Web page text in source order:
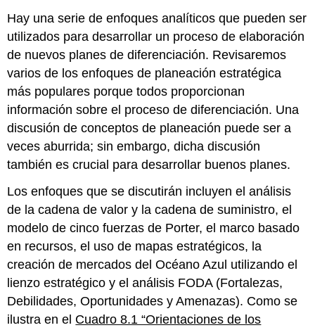
estratégica
Análisis
de
de
Valor
y
Cadena
de
Suministro
Modelo
cinco
fuerzas
de
El
modelo
de
cinco
fuerzas
en
Hay una serie de enfoques analíticos que pueden ser
utilizados para desarrollar un proceso de elaboración
de nuevos planes de diferenciación. Revisaremos
varios de los enfoques de planeación estratégica
más populares porque todos proporcionan
información sobre el proceso de diferenciación. Una
discusión de conceptos de planeación puede ser a
veces aburrida; sin embargo, dicha discusión
también es crucial para desarrollar buenos planes.
Los enfoques que se discutirán incluyen el análisis
de la cadena de valor y la cadena de suministro, el
modelo de cinco fuerzas de Porter, el marco basado
en recursos, el uso de mapas estratégicos, la
creación de mercados del Océano Azul utilizando el
lienzo estratégico y el análisis FODA (Fortalezas,
Debilidades, Oportunidades y Amenazas). Como se
ilustra en el Cuadro 8.1 “Orientaciones de los